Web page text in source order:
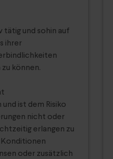
tätig und sohin auf
ihrer
können.
ist dem Risiko
nicht oder
erlangen zu
Konditionen
oder zusätzlich